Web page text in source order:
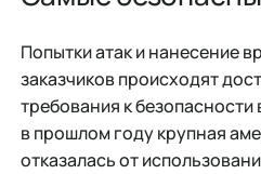
Попытки атак и нанесение
заказчиков происходят
требования к
в прошлом году крупная
отказалась от